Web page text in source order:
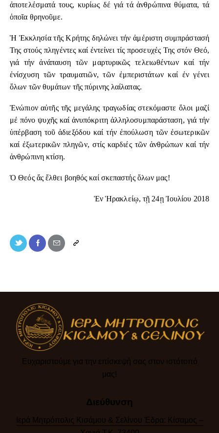
ἀποτελέσματά τους, κυρίως δέ γιά τά ἀνθρώπινα θύματα, τά
ὁποῖα θρηνοῦμε.
Ἡ Ἐκκλησία τῆς Κρήτης δηλώνει τήν ἀμέριστη συμπράστασή
Της στούς πληγέντες καί ἐντείνει τίς προσευχές Της στόν Θεό,
γιά τήν ἀνάπαυση τῶν μαρτυρικῶς τελειωθέντων καί τήν
ἐνίσχυση τῶν τραυματιῶν, τῶν ἐμπεριστάτων καί ἐν γένει
ὅλων τῶν θυμάτων τῆς πύρινης λαίλαπας.
Ἐνώπιον αὐτῆς τῆς μεγάλης τραγωδίας στεκόμαστε ὅλοι μαζί
μέ πόνο ψυχῆς καί ἀνυπόκριτη ἀλληλοσυμπαράσταση, γιά τήν
ὑπέρβαση τοῦ ἀδιεξόδου καί τήν ἐπούλωση τῶν ἐσωτερικῶν
καί ἐξωτερικῶν πληγῶν, στίς καρδιές τῶν ἀνθρώπων καί τήν
ἀνθρώπινη κτίση.
Ὁ Θεός ἄς ἔλθει βοηθός καί σκεπαστής ὅλων μας!
Ἐν Ἡρακλείῳ, τῇ 24ῃ Ἰουλίου 2018
Ευχαριστούμε για την επίσκεψή σας στον ιστότοπό
μας!​
Διεύθυνση
Ιερά Μητρόπολις Κισάμου & Σελίνου Έδρα: Κίσαμος –